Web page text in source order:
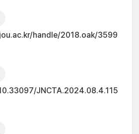
handle/2018.oak/3599
JNCTA.2024.08.4.115